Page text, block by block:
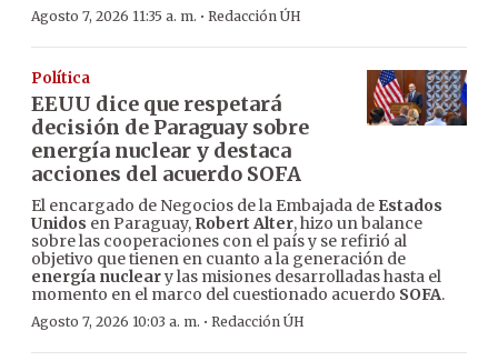
Agosto 7, 2026 11:35 a. m. · Redacción ÚH
Política
EEUU dice que respetará
decisión de Paraguay sobre
energía nuclear y destaca
acciones del acuerdo SOFA
El encargado de Negocios de la Embajada de Estados
Unidos en Paraguay, Robert Alter, hizo un balance
sobre las cooperaciones con el país y se refirió al
objetivo que tienen en cuanto a la generación de
energía nucleary las misiones desarrolladas hasta el
momento en el marco del cuestionado acuerdo SOFA.
Agosto 7, 2026 10:03 a. m. · Redacción ÚH